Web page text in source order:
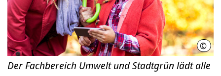
©
Der Fachbereich Umwelt und Stadtgrün lädt alle